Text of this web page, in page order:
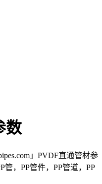
数
」PVDF直通管材参
管，PP管件，PP管道，PP